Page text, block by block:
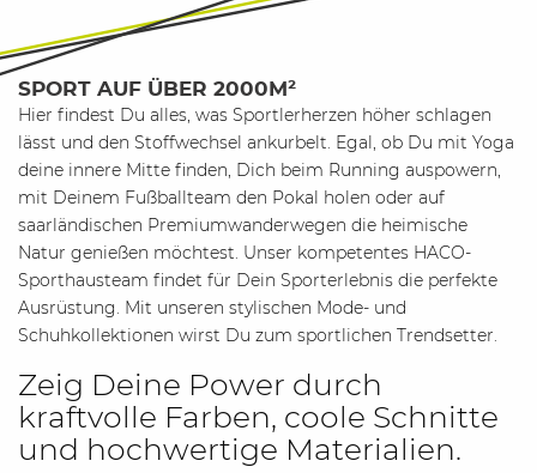
SPORT AUF ÜBER 2000M²
Hier findest Du alles, was Sportlerherzen höher schlagen
lässt und den Stoffwechsel ankurbelt. Egal, ob Du mit Yoga
deine innere Mitte finden, Dich beim Running auspowern,
mit Deinem Fußballteam den Pokal holen oder auf
saarländischen Premiumwanderwegen die heimische
Natur genießen möchtest. Unser kompetentes HACO-
Sporthausteam findet für Dein Sporterlebnis die perfekte
Ausrüstung. Mit unseren stylischen Mode- und
Schuhkollektionen wirst Du zum sportlichen Trendsetter.
Zeig Deine Power durch
kraftvolle Farben, coole Schnitte
und hochwertige Materialien.